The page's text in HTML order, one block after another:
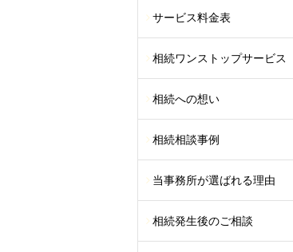
サービス料金表
相続ワンストップサービス
相続への想い
相続相談事例
当事務所が選ばれる理由
相続発生後のご相談